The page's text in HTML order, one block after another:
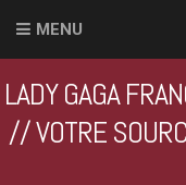
MENU
LADY GAGA
// VOTRE